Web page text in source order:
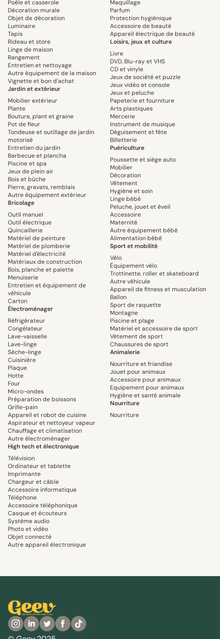
Poêle et casserole
Décoration murale
Objet de décoration
Luminaire
Tapis
Rideau et store
Linge de maison
Rangement
Entretien et nettoyage
Autre équipement de la maison
Vignette et bon d'achat
Jardin et extérieur
Mobilier extérieur
Plante
Bouture, plant et graine
Pot de fleur
Tondeuse et outillage de jardin
motorisé
Entretien du jardin
Barbecue et plancha
Piscine et spa
Jeux de plein air
Bois et bûche
Pierre, gravats, remblais
Autre équipement extérieur
Bricolage
Outil manuel
Outil électrique
Quincaillerie
Matériel de peinture
Matériel de plomberie
Matériel d'électricité
Matériaux de construction
Bois, planche et palette
Menuiserie
Entretien et équipement de
véhicule
Carton
Électroménager
Réfrigérateur
Congélateur
Lave-vaisselle
Lave-linge
Sèche-linge
Cuisinière
Plaque
Hotte
Four
Micro-ondes
Préparation de boissons
Grille-pain
Appareil et robot de cuisine
Aspirateur et nettoyeur vapeur
Chauffage et climatisation
Autre électroménager
High tech et électronique
Télévision
Ordinateur et tablette
Imprimante
Chargeur et câble
Accessoire informatique
Téléphone
Accessoire téléphonique
Casque et écouteurs
Système audio
Photo et vidéo
Objet connecté
Autre appareil électronique
Maquillage
Parfum
Protection hygiénique
Accessoire de beauté
Appareil électrique de beauté
Loisirs, jeux et culture
Livre
DVD, Blu-ray et VHS
CD et vinyle
Jeux de société et puzzle
Jeux vidéo et console
Jeux et peluche
Papeterie et fourniture
Arts plastiques
Mercerie
Instrument de musique
Déguisement et fête
Billetterie
Puériculture
Poussette et siège auto
Mobilier
Décoration
Vêtement
Hygiène et soin
Linge bébé
Peluche, jouet et éveil
Accessoire
Maternité
Autre équipement bébé
Alimentation bébé
Sport et mobilité
Vélo
Équipement vélo
Trottinette, roller et skateboard
Autre véhicule
Appareil de fitness et musculation
Ballon
Sport de raquette
Montagne
Piscine et plage
Matériel et accessoire de sport
Vêtement de sport
Chaussures de sport
Animalerie
Nourriture et friandise
Jouet pour animaux
Accessoire pour animaux
Equipement pour animaux
Hygiène et santé animale
Nourriture
Nourriture